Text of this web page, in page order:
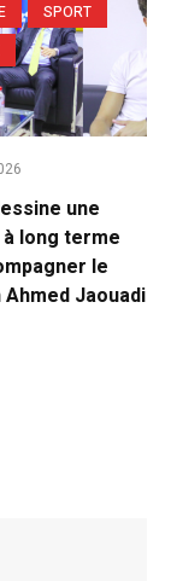
SPORT
une
long terme
le
Jaouadi